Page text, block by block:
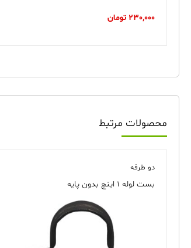
230,000 تومان
محصولات مرتبط
دو طرفه
بست لوله ۱ اینچ بدون پایه